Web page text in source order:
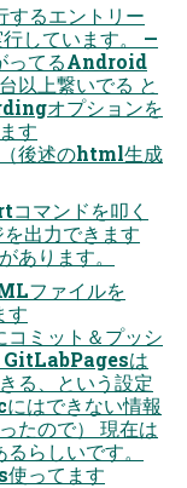
しています。 —
ってるAndroid
以上繋いでる と
オプションを
す
生成
出力できます
あります。
ファイルを
す
ミット＆プッシ
GitLabPagesは
る、という設定
はできない情報
たので） 現在は
らしいです。
ってます